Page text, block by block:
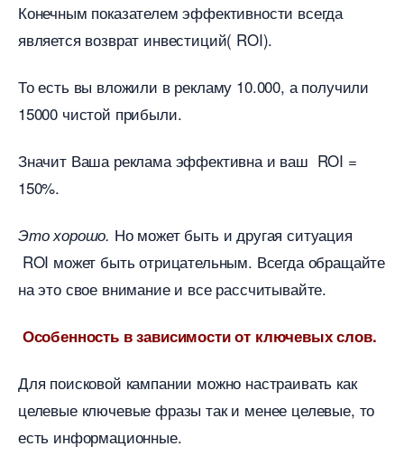
Конечным показателем эффективности всегда
является возврат инвестиций( ROI).
То есть вы вложили в рекламу 10.000, а получили
15000 чистой прибыли.
Значит Ваша реклама эффективна и ваш ROI =
150%.
Это хорошо. Но может быть и другая ситуация
ROI может быть отрицательным. Всегда обращайте
на это свое внимание и все рассчитывайте.
Особенность в зависимости от ключевых слов.
Для поисковой кампании можно настраивать как
целевые ключевые фразы так и менее целевые, то
есть информационные.